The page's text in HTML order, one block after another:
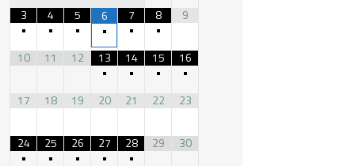
3
•
4
•
5
•
6
•
7
•
8
•
9
10 11 12
13
•
14
•
15
•
16
•
17
18 19 20 21 22 23
24
•
25
•
26
•
27
•
28
•
29 30